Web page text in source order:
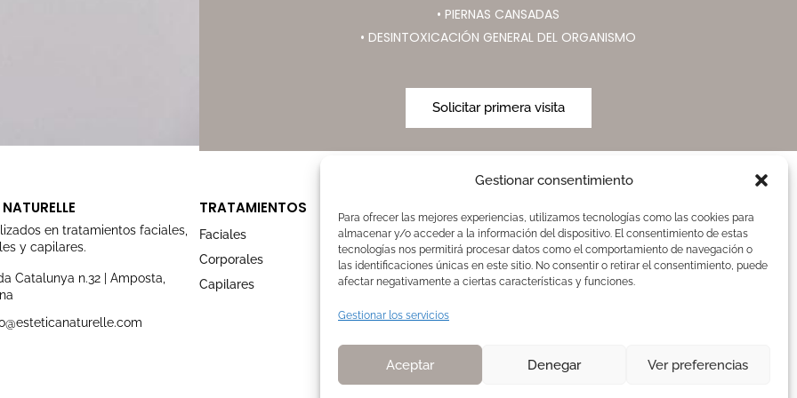
Gestionar consentimiento
Para ofrecer las mejores experiencias, utilizamos tecnologías como las cookies para
almacenar y/o acceder a la información del dispositivo. El consentimiento de estas
tecnologías nos permitirá procesar datos como el comportamiento de navegación o
las identificaciones únicas en este sitio. No consentir o retirar el consentimiento, puede
afectar negativamente a ciertas características y funciones.
Gestionar los servicios
Aceptar Denegar Ver preferencias
• PIERNAS CANSADAS
• DESINTOXICACIÓN GENERAL DEL ORGANISMO
Solicitar primera visita
en tratamientos faciales,
y capilares.
Catalunya n.32 | Amposta,
TRATAMIENTOS
Faciales
Corporales
Capilares
Aviso Legal
Politica de Cookies
Política de privacidad